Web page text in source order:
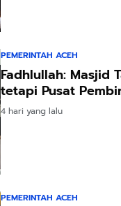
PEMERINTAH ACEH
Fadhlullah: Masjid
tetapi Pusat
4 hari yang lalu
PEMERINTAH ACEH